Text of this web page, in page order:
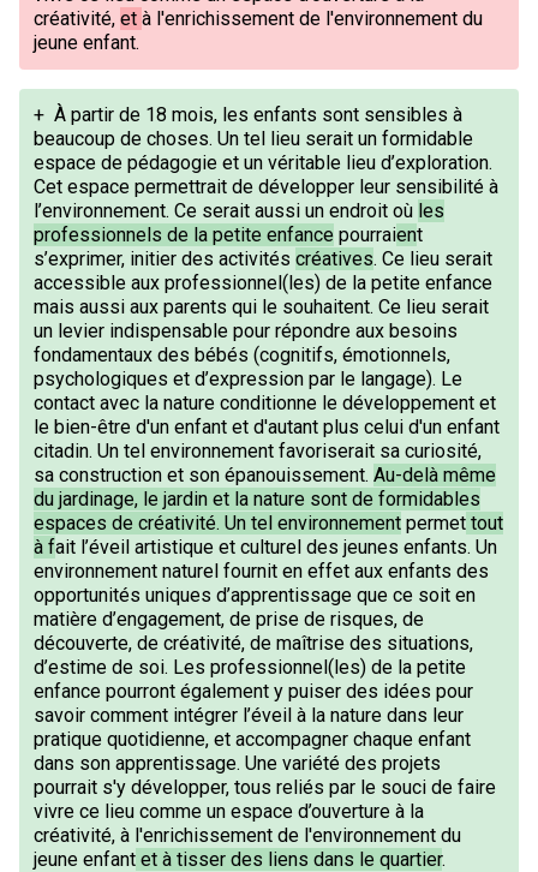
créativité, et à l'enrichissement de l'environnement du
jeune enfant.
+ À partir de 18 mois, les enfants sont sensibles à
beaucoup de choses. Un tel lieu serait un formidable
espace de pédagogie et un véritable lieu d’exploration.
Cet espace permettrait de développer leur sensibilité à
l’environnement. Ce serait aussi un endroit où les
professionnels de la petite enfance pourraient
s’exprimer, initier des activités créatives. Ce lieu serait
accessible aux professionnel(les) de la petite enfance
mais aussi aux parents qui le souhaitent. Ce lieu serait
un levier indispensable pour répondre aux besoins
fondamentaux des bébés (cognitifs, émotionnels,
psychologiques et d’expression par le langage). Le
contact avec la nature conditionne le développement et
le bien-être d'un enfant et d'autant plus celui d'un enfant
citadin. Un tel environnement favoriserait sa curiosité,
sa construction et son épanouissement. Au-delà même
du jardinage, le jardin et la nature sont de formidables
espaces de créativité. Un tel environnement permet tout
à fait l’éveil artistique et culturel des jeunes enfants. Un
environnement naturel fournit en effet aux enfants des
opportunités uniques d’apprentissage que ce soit en
matière d’engagement, de prise de risques, de
découverte, de créativité, de maîtrise des situations,
d’estime de soi. Les professionnel(les) de la petite
enfance pourront également y puiser des idées pour
savoir comment intégrer l’éveil à la nature dans leur
pratique quotidienne, et accompagner chaque enfant
dans son apprentissage. Une variété des projets
pourrait s'y développer, tous reliés par le souci de faire
vivre ce lieu comme un espace d’ouverture à la
créativité, à l'enrichissement de l'environnement du
jeune enfant et à tisser des liens dans le quartier.